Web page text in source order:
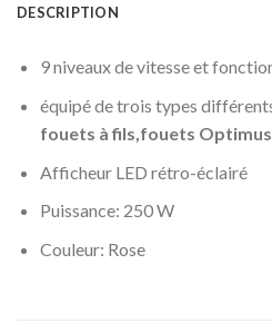
DESCRIPTION
9 niveaux de vitesse et
équipé de trois types
fouets à fils,fouets
Afficheur LED rétro-éclairé
Puissance: 250 W
Couleur: Rose